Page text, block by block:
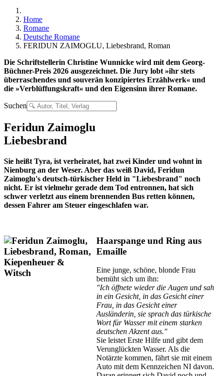
Home
Romane
Deutsche Romane
FERIDUN ZAIMOGLU, Liebesbrand, Roman
Die Schriftstellerin Christine Wunnicke wird mit dem Georg-
Büchner-Preis 2026 ausgezeichnet. Die Jury lobt »ihr stets
überraschendes und souverän konzipiertes Erzählwerk« und
die »Verblüffungskraft« und den Eigensinn ihrer Romane.
Suchen
Feridun Zaimoglu
Liebesbrand
Sie heißt Tyra, ist verheiratet, hat zwei Kinder und wohnt in
Nienburg an der Weser. Aber das weiß David, Feridun
Zaimoglu's deutsch-türkischer Held in "Liebesbrand" noch
nicht. Er ist vielmehr gerade dem Tod entronnen, hat sich
schwer verletzt aus einem brennenden Bus retten können,
dessen Fahrer am Steuer eingeschlafen war.
Haarspange und Ring aus
Emaille
Eine junge, schöne, blonde Frau
bemüht sich um ihn:
"Ich öffnete wieder die Augen und sah
in ein Gesicht, in das Gesicht einer
Frau, in das Gesicht einer
Ausländerin, sie sprach das türkische
Wort für Wasser mit einem starken
deutschen Akzent aus."
Sie leistet Erste Hilfe und gibt dem
Verunglückten Wasser. Als die
Notärzte kommen, fährt sie mit einem
Auto mit dem Kennzeichen NI davon.